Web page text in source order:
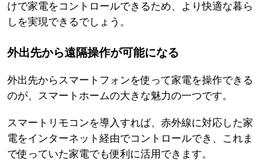
けで家電をコントロールできるため、より快適な暮ら
しを実現できるでしょう。
外出先から遠隔操作が可能になる
外出先からスマートフォンを使って家電を操作できる
のが、スマートホームの大きな魅力の一つです。
スマートリモコンを導入すれば、赤外線に対応した家
電をインターネット経由でコントロールでき、これま
で使っていた家電でも便利に活用できます。